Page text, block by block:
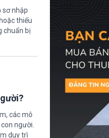
sơ nhập
thiếu
chuẩn bị
các mô
người.
duy trì